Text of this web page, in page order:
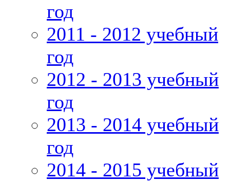
год
2011 - 2012 учебный
год
2012 - 2013 учебный
год
2013 - 2014 учебный
год
2014 - 2015 учебный